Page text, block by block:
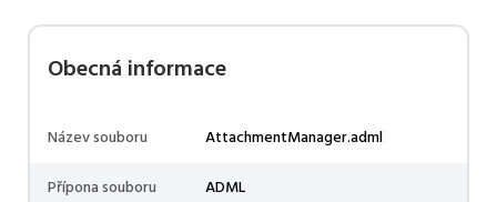
Obecná informace
Název souboru
AttachmentManager.adml
Přípona souboru
ADML